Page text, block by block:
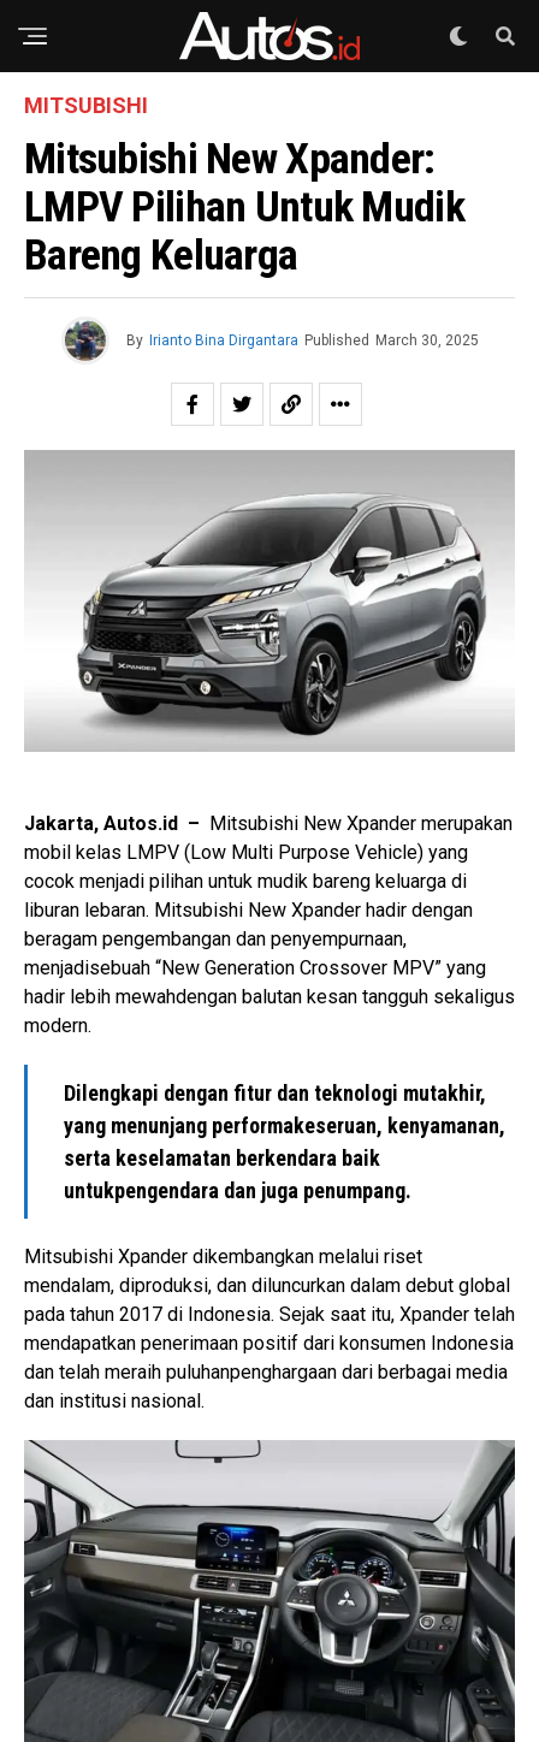
MITSUBISHI
Mitsubishi New Xpander:
LMPV Pilihan Untuk Mudik
Bareng Keluarga
By Irianto Bina Dirgantara Published March 30, 2025
Jakarta, Autos.id – Mitsubishi New Xpander merupakan
mobil kelas LMPV (Low Multi Purpose Vehicle) yang
cocok menjadi pilihan untuk mudik bareng keluarga di
liburan lebaran. Mitsubishi New Xpander hadir dengan
beragam pengembangan dan penyempurnaan,
menjadisebuah “New Generation Crossover MPV” yang
hadir lebih mewahdengan balutan kesan tangguh sekaligus
modern.
Dilengkapi dengan fitur dan teknologi mutakhir,
yang menunjang performakeseruan, kenyamanan,
serta keselamatan berkendara baik
untukpengendara dan juga penumpang.
Mitsubishi Xpander dikembangkan melalui riset
mendalam, diproduksi, dan diluncurkan dalam debut global
pada tahun 2017 di Indonesia. Sejak saat itu, Xpander telah
mendapatkan penerimaan positif dari konsumen Indonesia
dan telah meraih puluhanpenghargaan dari berbagai media
dan institusi nasional.